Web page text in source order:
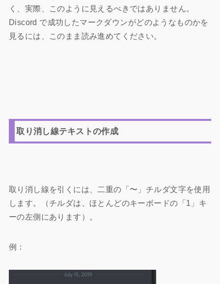
く、実際、このように見えるべきではありません。
Discord で成功したマークダウンがどのようなものかを
見るには、このまま読み進めてください。
取り消し線テキストの作成
取り消し線を引くには、二重の「〜」チルダ文字を使用
します。（チルダは、ほとんどのキーボードの「1」キ
ーの左側にあります）。
例：